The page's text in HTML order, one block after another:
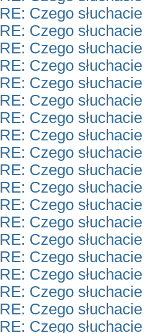
RE: Czego
RE: Czego
RE: Czego
RE: Czego
RE: Czego
RE: Czego
RE: Czego
RE: Czego
RE: Czego
RE: Czego
RE: Czego
RE: Czego
RE: Czego
RE: Czego
RE: Czego
RE: Czego
RE: Czego
RE: Czego
RE: Czego